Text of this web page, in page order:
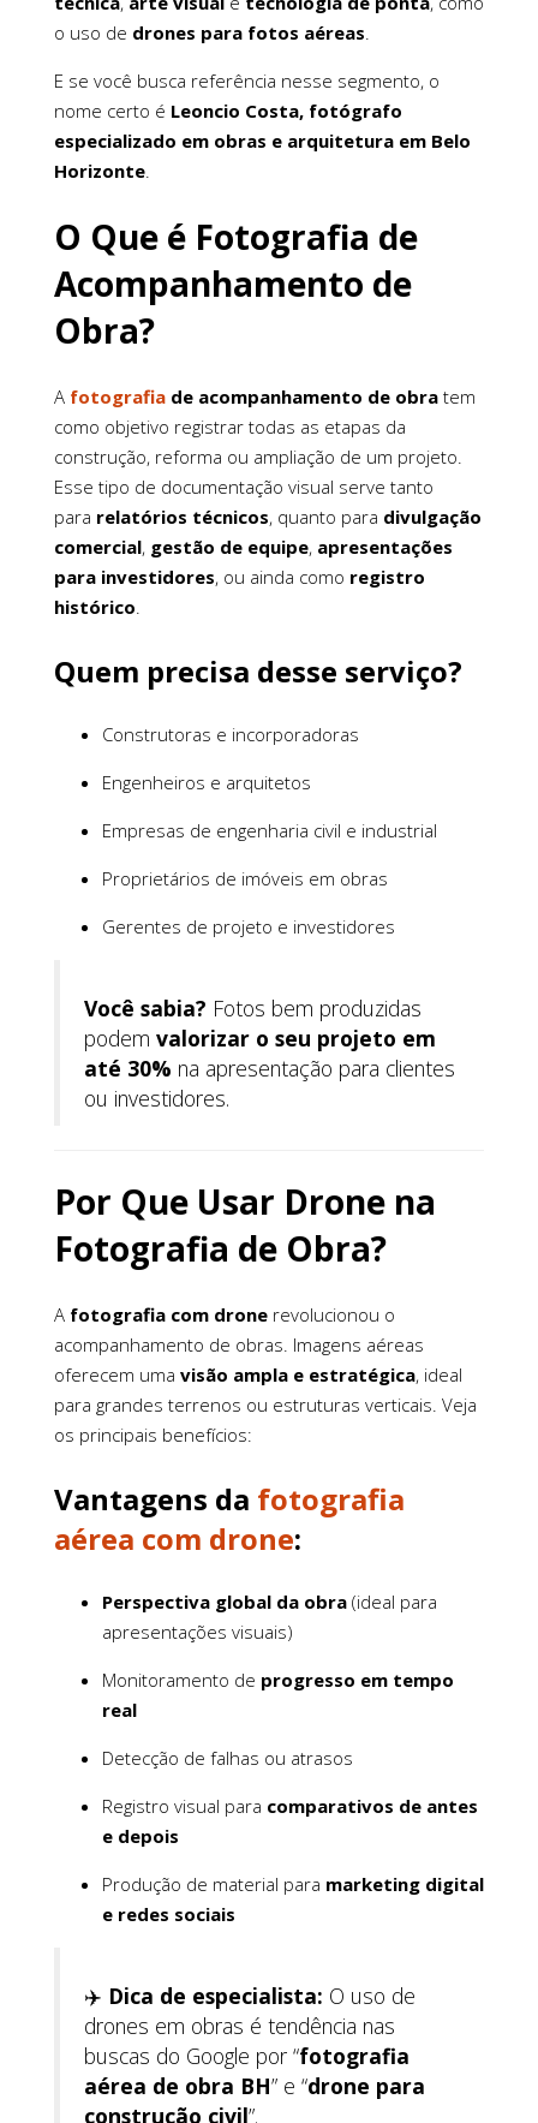
o uso de drones para fotos aéreas
E se você busca referência nesse segmento, o
nome certo é Leoncio Costa, fotógrafo
especializado em obras e arquitetura em Belo
Horizonte
O Que é Fotografia de
Acompanhamento de
Obra?
A fotografia de acompanhamento de obra tem
como objetivo registrar todas as etapas da
construção, reforma ou ampliação de um projeto.
Esse tipo de documentação visual serve tanto
para relatórios técnicos, quanto para divulgação
comercial, gestão de equipe, apresentações
para investidores, ou ainda como registro
histórico.
Quem precisa desse serviço?
Construtoras e incorporadoras
Engenheiros e arquitetos
Empresas de engenharia civil e industrial
Proprietários de imóveis em obras
Gerentes de projeto e investidores
Você sabia? Fotos bem produzidas
podem valorizar o seu projeto em
até 30% na apresentação para clientes
ou investidores.
Por Que Usar Drone na
Fotografia de Obra?
A fotografia com drone revolucionou o
acompanhamento de obras. Imagens aéreas
oferecem uma visão ampla e estratégica, ideal
para grandes terrenos ou estruturas verticais. Veja
os principais benefícios:
Vantagens da fotografia
aérea com drone:
Perspectiva global da obra (ideal para
apresentações visuais)
Monitoramento de progresso em tempo
real
Detecção de falhas ou atrasos
Registro visual para comparativos de antes
e depois
Produção de material para marketing digital
e redes sociais
✈️ Dica de especialista: O uso de
drones em obras é tendência nas
buscas do Google por “fotografia
aérea de obra BH” e “drone para
construção civil”.